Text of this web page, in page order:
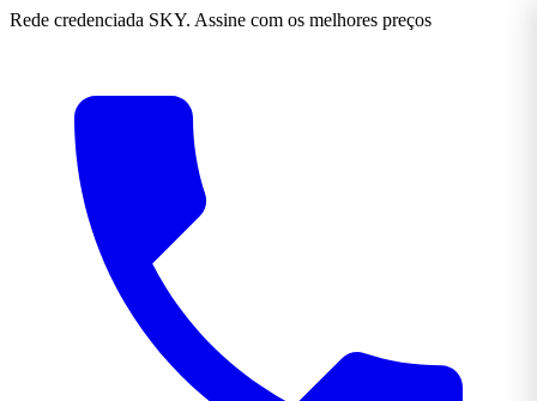
Rede credenciada SKY. Assine com os melhores preços